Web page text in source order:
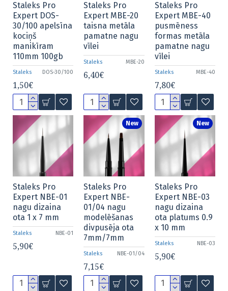
Staleks DOS-30/100
Staleks Pro
Expert DOS-
30/100 apelsīna
kociņš
manikīram
110mm 100gb
1,50€
Staleks MBE-20
Staleks Pro
Expert MBE-20
taisna metāla
pamatne nagu
vīlei
6,40€ Staleks MBE-40
Staleks Pro
Expert MBE-40
pusmēness
formas metāla
pamatne nagu
vīlei
7,80€
Staleks NBE-01
Staleks Pro
Expert NBE-01
nagu dizaina
ota 1 x 7 mm
5,90€
New
Staleks NBE-01/04
Staleks Pro
Expert NBE-
01/04 nagu
modelēšanas
divpusēja ota
7mm/7mm
7,15€
New
Staleks NBE-03
Staleks Pro
Expert NBE-03
nagu dizaina
ota platums 0.9
x 10 mm
5,90€